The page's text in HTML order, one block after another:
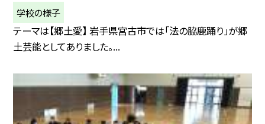
学校の様子
テーマは【郷土愛】 岩手県宮古市では「法の脇鹿踊り」が郷
土芸能としてありました。...